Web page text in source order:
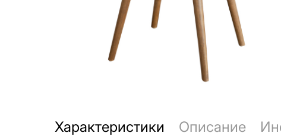
Характеристики Описание